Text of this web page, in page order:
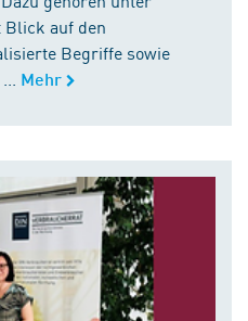
Blick auf den
Begriffe sowie
Mehr